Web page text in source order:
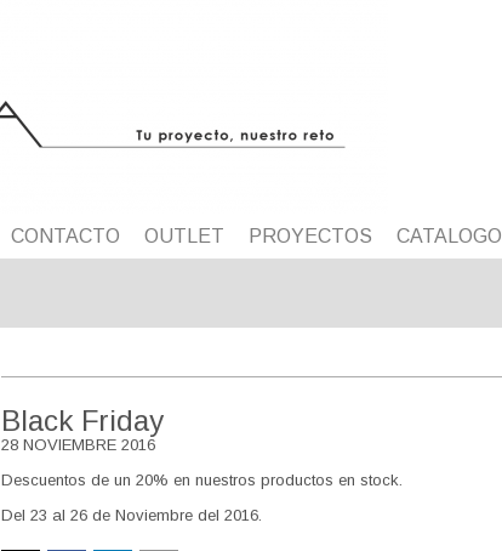
CONTACTO OUTLET PROYECTOS CATALOGO
Black Friday
28 NOVIEMBRE 2016
Descuentos de un 20% en nuestros productos en stock.
Del 23 al 26 de Noviembre del 2016.